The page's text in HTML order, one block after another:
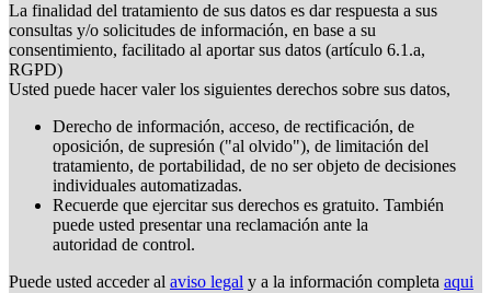
La finalidad del tratamiento de sus datos es dar respuesta a sus
consultas y/o solicitudes de información, en base a su
consentimiento, facilitado al aportar sus datos (artículo 6.1.a,
RGPD)
Usted puede hacer valer los siguientes derechos sobre sus datos,
Derecho de información, acceso, de rectificación, de
oposición, de supresión ("al olvido"), de limitación del
tratamiento, de portabilidad, de no ser objeto de decisiones
individuales automatizadas.
Recuerde que ejercitar sus derechos es gratuito. También
puede usted presentar una reclamación ante la
autoridad de control.
Puede usted acceder al aviso legal y a la información completa aqui